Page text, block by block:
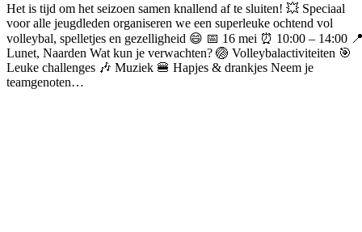
Het is tijd om het seizoen samen knallend af te sluiten! 💥 Speciaal
voor alle jeugdleden organiseren we een superleuke ochtend vol
volleybal, spelletjes en gezelligheid 😄 📅 16 mei ⏰ 10:00 – 14:00
Lunet, Naarden Wat kun je verwachten? 🏐 Volleybalactiviteiten 🎯
Leuke challenges 🎶 Muziek 🍔 Hapjes & drankjes Neem je
teamgenoten…